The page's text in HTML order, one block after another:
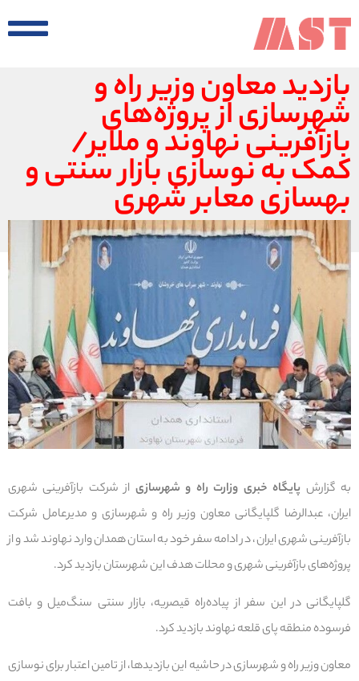
بازدید معاون وزیر راه و
شهرسازی از پروژه‌های
بازآفرینی نهاوند و ملایر/
کمک به نوسازی بازار سنتی و
بهسازی معابر شهری
به گزارش پایگاه خبری وزارت راه و شهرسازی از شرکت بازآفرینی شهری
ایران، عبدالرضا گلپایگانی معاون وزیر راه و شهرسازی و مدیرعامل شرکت
بازآفرینی شهری ایران، در ادامه سفر خود به استان همدان وارد نهاوند شد و از
پروژه‌های بازآفرینی شهری و محلات هدف این شهرستان بازدید کرد.
گلپایگانی در این سفر از پیاده‌راه قیصریه، بازار سنتی سنگ‌میل و بافت
فرسوده منطقه پای قلعه نهاوند بازدید کرد.
معاون وزیر راه و شهرسازی در حاشیه این بازدیدها، از تامین اعتبار برای نوسازی